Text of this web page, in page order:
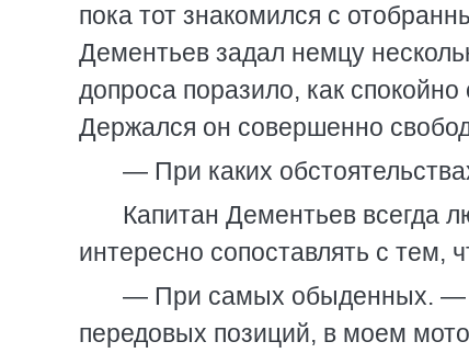
пока тот знакомился с
Дементьев задал немцу
допроса поразило, как
Держался он совершенно
— При каких
Капитан Дементьев всегда
интересно сопоставлять с тем,
— При самых обыденных. —
передовых позиций, в моем